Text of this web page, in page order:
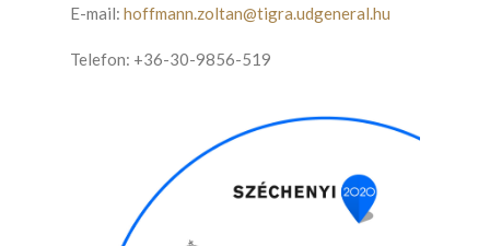
E-mail: hoffmann.zoltan@tigra.udgeneral.hu
Telefon: +36-30-9856-519